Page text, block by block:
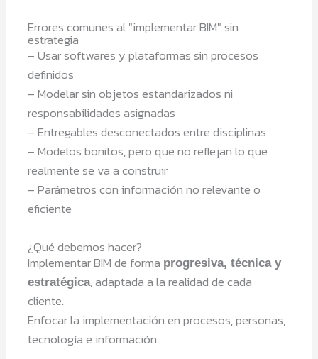
Errores comunes al "implementar BIM" sin
estrategia
– Usar softwares y plataformas sin procesos
definidos
– Modelar sin objetos estandarizados ni
responsabilidades asignadas
– Entregables desconectados entre disciplinas
– Modelos bonitos, pero que no reflejan lo que
realmente se va a construir
– Parámetros con información no relevante o
eficiente
¿Qué debemos hacer?
Implementar BIM de forma progresiva, técnica y
estratégica, adaptada a la realidad de cada
cliente.
Enfocar la implementación en procesos, personas,
tecnología e información.